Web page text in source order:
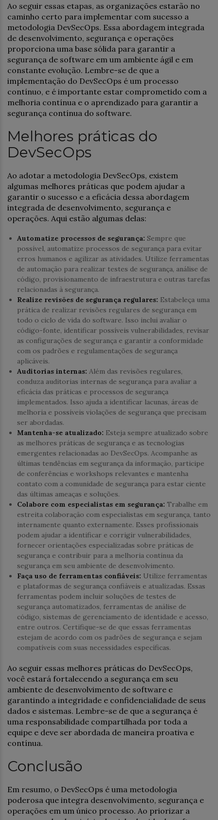
Ao seguir essas etapas, as organizações estarão no
caminho certo para implementar com sucesso a
metodologia DevSecOps. Essa abordagem integrada
de desenvolvimento, segurança e operações
proporciona uma base sólida para garantir a
segurança de software em um ambiente ágil e em
constante evolução. Lembre-se de que a
implementação do DevSecOps é um processo
contínuo, e é importante estar comprometido com a
melhoria contínua e o aprendizado para garantir a
segurança contínua do software.
Melhores práticas do
DevSecOps
Ao adotar a metodologia DevSecOps, existem
algumas melhores práticas que podem ajudar a
garantir o sucesso e a eficácia dessa abordagem
integrada de desenvolvimento, segurança e
operações. Aqui estão algumas delas:
Automatize processos de segurança: Sempre que
possível, automatize processos de segurança para evitar
erros humanos e agilizar as atividades. Utilize ferramentas
de automação para realizar testes de segurança, análise de
código, provisionamento de infraestrutura e outras tarefas
relacionadas à segurança.
Realize revisões de segurança regulares: Estabeleça uma
prática de realizar revisões regulares de segurança em
todo o ciclo de vida do software. Isso inclui avaliar o
código-fonte, identificar possíveis vulnerabilidades, revisar
as configurações de segurança e garantir a conformidade
com os padrões e regulamentações de segurança
aplicáveis.
Auditorias internas: Além das revisões regulares,
conduza auditorias internas de segurança para avaliar a
eficácia das práticas e processos de segurança
implementados. Isso ajuda a identificar lacunas, áreas de
melhoria e possíveis violações de segurança que precisam
ser abordadas.
Mantenha-se atualizado: Esteja sempre atualizado sobre
as melhores práticas de segurança e as tecnologias
emergentes relacionadas ao DevSecOps. Acompanhe as
últimas tendências em segurança da informação, participe
de conferências e workshops relevantes e mantenha
contato com a comunidade de segurança para estar ciente
das últimas ameaças e soluções.
Colabore com especialistas em segurança: Trabalhe em
estreita colaboração com especialistas em segurança, tanto
internamente quanto externamente. Esses profissionais
podem ajudar a identificar e corrigir vulnerabilidades,
fornecer orientações especializadas sobre práticas de
segurança e contribuir para a melhoria contínua da
segurança em seu ambiente de desenvolvimento.
Faça uso de ferramentas confiáveis: Utilize ferramentas
e plataformas de segurança confiáveis e atualizadas. Essas
ferramentas podem incluir soluções de testes de
segurança automatizados, ferramentas de análise de
código, sistemas de gerenciamento de identidade e acesso,
entre outros. Certifique-se de que essas ferramentas
estejam de acordo com os padrões de segurança e sejam
compatíveis com suas necessidades específicas.
Ao seguir essas melhores práticas do DevSecOps,
você estará fortalecendo a segurança em seu
ambiente de desenvolvimento de software e
garantindo a integridade e confidencialidade de seus
dados e sistemas. Lembre-se de que a segurança é
uma responsabilidade compartilhada por toda a
equipe e deve ser abordada de maneira proativa e
contínua.
Conclusão
Em resumo, o DevSecOps é uma metodologia
poderosa que integra desenvolvimento, segurança e
operações em um único processo. Ao priorizar a